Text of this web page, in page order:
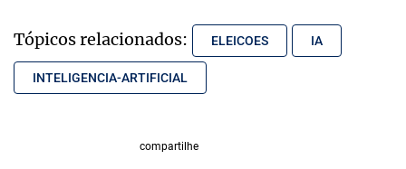
Tópicos relacionados: ELEICOES IA
INTELIGENCIA-ARTIFICIAL
compartilhe